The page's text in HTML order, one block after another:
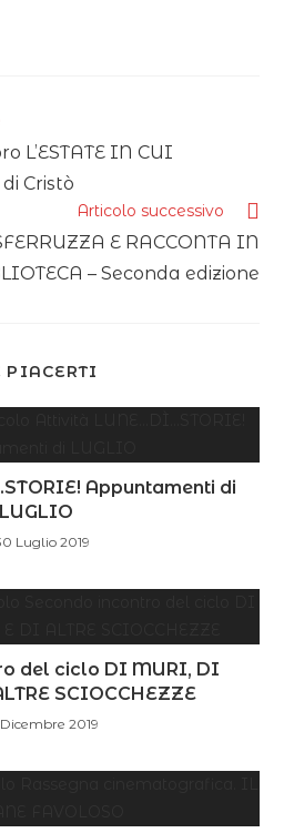
L’ESTATE IN CUI
Cristò
Articolo successivo
E RACCONTA IN
– Seconda edizione
PIACERTI
Appuntamenti di
LUGLIO
Luglio 2019
del ciclo DI MURI, DI
SCIOCCHEZZE
Dicembre 2019